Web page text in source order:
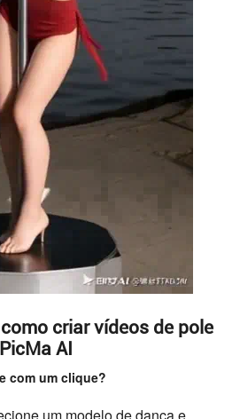
criar vídeos de pole
AI
com um clique?